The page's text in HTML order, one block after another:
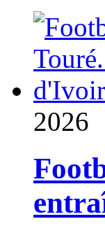
2026